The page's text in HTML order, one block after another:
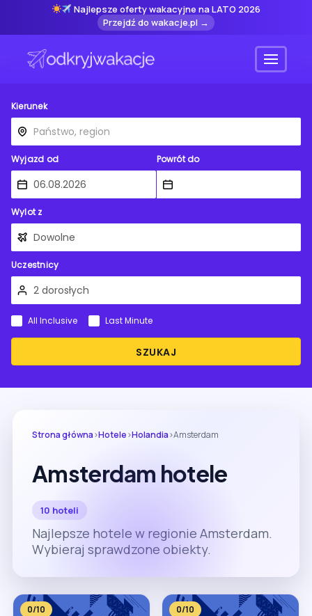
Najlepsze oferty wakacyjne na LATO 2026
Przejdź do wakacje.pl →
Menu
Kierunek
Wyjazd od Powrót do
Wylot z
Uczestnicy
SZUKAJ
All Inclusive Last Minute
Strona główna›Hotele›Holandia›Amsterdam
Amsterdam hotele
10 hoteli
Najlepsze hotele w regionie Amsterdam.
Wybieraj sprawdzone obiekty.
0/10 0/10